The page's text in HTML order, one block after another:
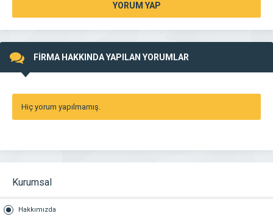
YORUM YAP
FİRMA HAKKINDA YAPILAN YORUMLAR
Hiç yorum yapılmamış.
Kurumsal
Hakkımızda